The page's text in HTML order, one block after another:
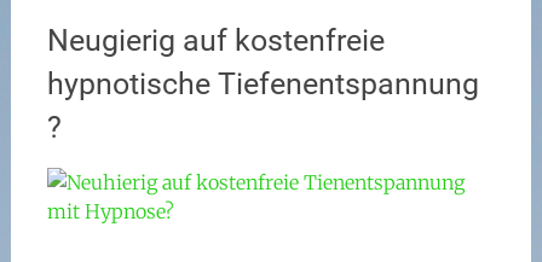
Neugierig auf kostenfreie
hypnotische Tiefenentspannung
?